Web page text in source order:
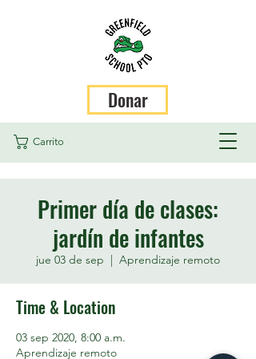
Carrito
Donar
Primer día de clases:
jardín de infantes
jue 03 de sep
  |
Aprendizaje remoto
Time & Location
03 sep 2020, 8:00 a.m.
Aprendizaje remoto